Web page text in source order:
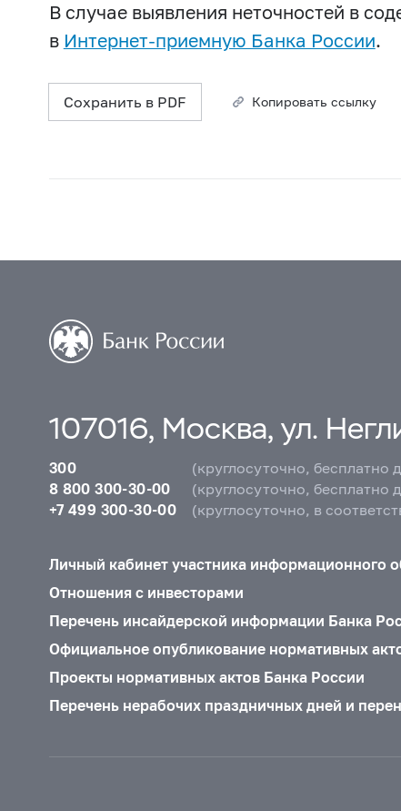
В случае выявления неточностей в
в Интернет-приемную Банка России.
Сохранить в PDF Копировать ссылку
107016, Москва, ул.
300
(круглосуточно, бесплатно
8 800 300-30-00
(круглосуточно, бесплатно
+7 499 300-30-00
(круглосуточно, в
Личный кабинет участника информационного
Отношения с инвесторами
Перечень инсайдерской информации Банка
Официальное опубликование нормативных
Проекты нормативных актов Банка России
Перечень нерабочих праздничных дней и